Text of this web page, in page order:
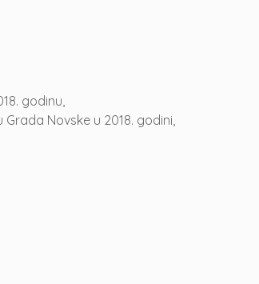
godinu,
Novske u 2018. godini,